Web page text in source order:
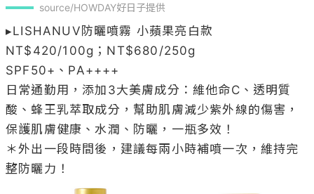
source/HOWDAY好日子提供
▸LISHANUV防曬噴霧 小蘋果亮白款
NT$420/100g；NT$680/250g
SPF50+、PA++++
日常通勤用，添加3大美膚成分：維他命C、透明質
酸、蜂王乳萃取成分，幫助肌膚減少紫外線的傷害，
保護肌膚健康、水潤、防曬，一瓶多效！
＊外出一段時間後，建議每兩小時補噴一次，維持完